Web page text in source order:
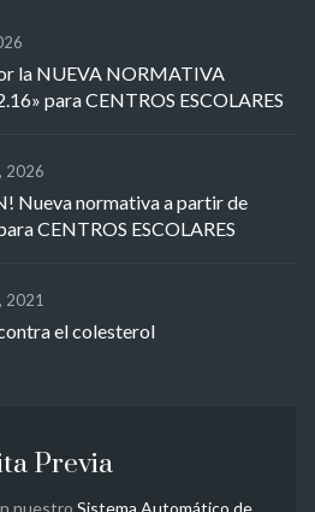
la NUEVA NORMATIVA
para CENTROS ESCOLARES
2026
Nueva normativa a partir de
CENTROS ESCOLARES
2021
el colesterol
Previa
nuestro Sistema Automático de